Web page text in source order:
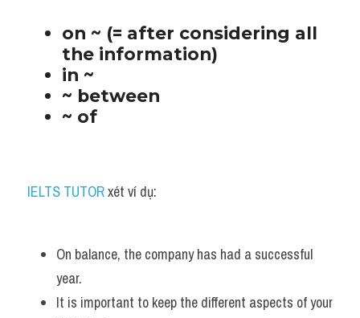
on ~ (= after considering all
the information)
in ~
~ between
~ of
IELTS TUTOR xét ví dụ:
On balance, the company has had a successful
year.
It is important to keep the different aspects of your